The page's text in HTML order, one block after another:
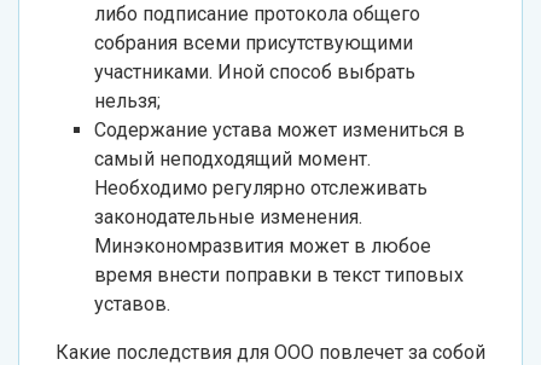
либо подписание протокола общего
собрания всеми присутствующими
участниками. Иной способ выбрать
нельзя;
Содержание устава может измениться в
самый неподходящий момент.
Необходимо регулярно отслеживать
законодательные изменения.
Минэкономразвития может в любое
время внести поправки в текст типовых
уставов.
Какие последствия для ООО повлечет за собой